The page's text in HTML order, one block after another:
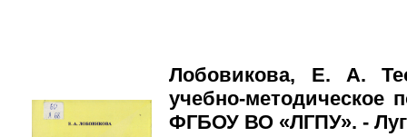
Лобовикова, Е. А.
учебно-методическое
ФГБОУ ВО «ЛГПУ». -